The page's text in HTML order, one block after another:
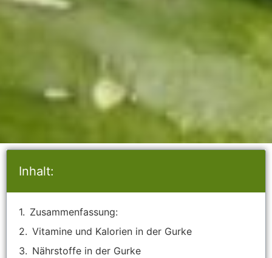
Inhalt:
Zusammenfassung:
Vitamine und Kalorien in der Gurke
Nährstoffe in der Gurke